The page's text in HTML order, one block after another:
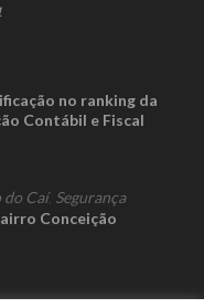
no ranking da
Contábil e Fiscal
do Caí, Segurança
Conceição